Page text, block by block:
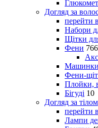
Догляд за
перейти
Набори
Щітки
Фени 766
Машинки
Фени-
Плойки,
Бігуді 10
Догляд за тілом
перейти
Лампи